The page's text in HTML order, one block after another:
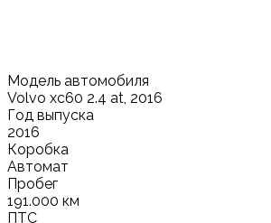
Модель автомобиля
Volvo xc60 2.4 at, 2016
Год выпуска
2016
Коробка
Автомат
Пробег
191.000 км
ПТС